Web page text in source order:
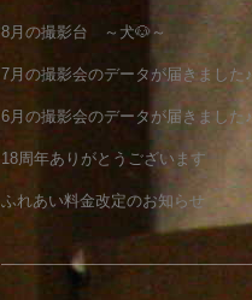
8月の撮影台 ～犬🐶～
7月の撮影会のデータが届きました♪
6月の撮影会のデータが届きました♪
18周年ありがとうございます
ふれあい料金改定のお知らせ